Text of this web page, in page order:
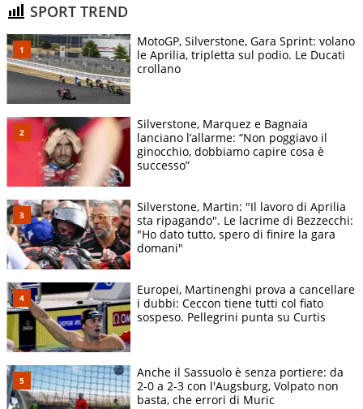
SPORT TREND
MotoGP, Silverstone, Gara Sprint: volano
le Aprilia, tripletta sul podio. Le Ducati
crollano
Silverstone, Marquez e Bagnaia
lanciano l’allarme: “Non poggiavo il
ginocchio, dobbiamo capire cosa è
successo”
Silverstone, Martin: "Il lavoro di Aprilia
sta ripagando". Le lacrime di Bezzecchi:
"Ho dato tutto, spero di finire la gara
domani"
Europei, Martinenghi prova a cancellare
i dubbi: Ceccon tiene tutti col fiato
sospeso. Pellegrini punta su Curtis
Anche il Sassuolo è senza portiere: da
2-0 a 2-3 con l'Augsburg, Volpato non
basta, che errori di Muric